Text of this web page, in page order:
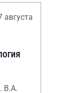
августа
В.А.